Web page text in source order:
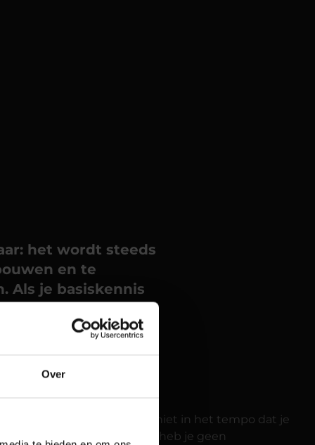
Over
het wordt steeds
en te
Als je basiskennis
je vaak een
Helaas gebeurt dit vaak niet in het tempo dat je
eenmaal is geïnstalleerd, heb je geen